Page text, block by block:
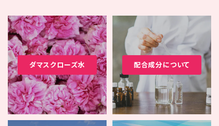
ダマスクローズ水 配合成分について